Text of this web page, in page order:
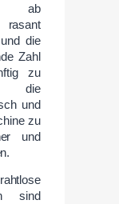
ab
die
Zahl
zu
die
und
zu
und
sind